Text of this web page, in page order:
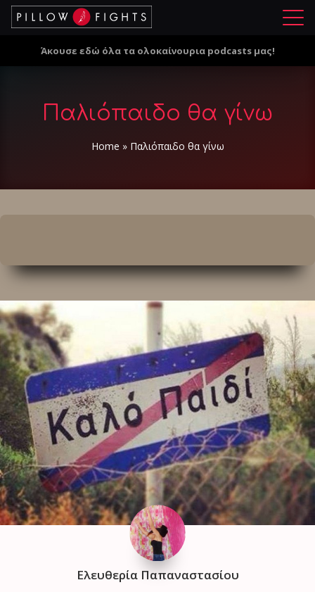
Μ
ο
Άκουσε εδώ όλα τα ολοκαίνουρια podcasts μας!
Παλιόπαιδο θα γίνω
Home » Παλιόπαιδο θα γίνω
Ελευθερία Παπαναστασίου